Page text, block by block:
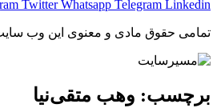
Twitter Whatsapp Telegram Linkedin
تمامی حقوق مادی و معنوی این وب سایت متعلق به اقتصاد 120 می باشد و استفاده
برچسب: وهب متقی‌نیا